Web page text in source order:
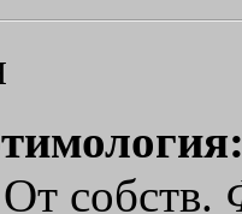
собств.